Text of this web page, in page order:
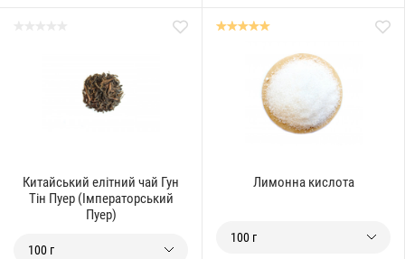
Китайський елітний чай Гун
Тін Пуер (Імператорський
Пуер)
100 г
Лимонна кислота
100 г